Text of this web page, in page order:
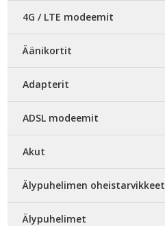
4G / LTE modeemit
Äänikortit
Adapterit
ADSL modeemit
Akut
Älypuhelimen oheistarvikkeet
Älypuhelimet